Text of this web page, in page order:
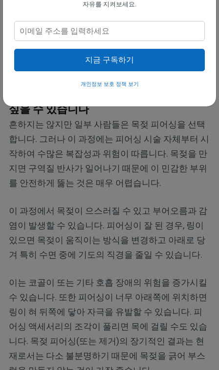
만, 드문 경우에 목젖이 삼키거나 숨쉬기조차 힘들 정
도로 부풀어 오를 수 있습니다. 후자의 경우 즉시 진
료를 받으십시오. 목젖에 약간의 자극이 있으면 얼음
조각을 빨아먹거나 따뜻한 소금물로 가글을 시도하
싶을 수 있습니다
흔하지는 않지만 일부 사람들은 목젖 피어싱을 선택
합니다. 그러나 이 과정에는 피어싱 시술 자체부터 시
작하여 수많은 복잡성과 위험이 따릅니다. 목젖을 만
지면 구역질 반사가 일어나기 때문에 이 민감한 부위
를 안전하게 뚫는 것은 매우 어렵습니다.
이 과정에서 목젖이 으스러질 수 있고 부어오름과 감
염이 발생할 수 있습니다. 피어싱이 잘 된 경우, 링이
있으면 목젖이 움직이는 방식을 변경하고 아래로 당
겨 특히 수면 중에 기도의 직경을 줄일 수 있습니다.
이는 코골이 또는 기타 호흡 장애의 위험을 증가시킬
수 있습니다. 또한 피어싱이 너무 아래쪽에 위치하면
링이 혀 뒤쪽에 닿아 자극을 유발할 수 있습니다. 피
어싱 액세서리의 조각이 풀리면 목에 걸릴 수도 있습
니다. 목젖 피어싱(또는 제거)의 장기적인 결과는 현
재로서는 다소 불분명하기 때문에 목젖을 긁어 부스
자유를 지켜보세요.
지금 구독하기
개인정보 보호 정책 보기